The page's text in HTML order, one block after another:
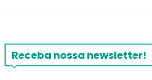
Receba nossa newsletter!